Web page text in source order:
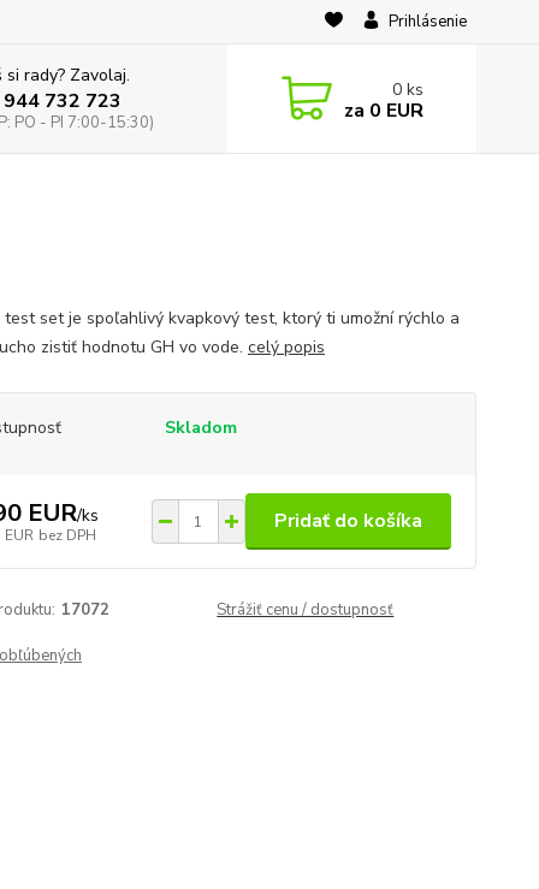
Prihlásenie
si rady? Zavolaj.
732 723
PO - PI 7:00-15:30)
0 ks
za 0 EUR
test set je spoľahlivý kvapkový test, ktorý ti umožní rýchlo a
zistiť hodnotu GH vo vode. celý popis
Skladom
EUR/ks
EUR bez DPH
Pridať do košíka
17072 Strážiť cenu / dostupnosť